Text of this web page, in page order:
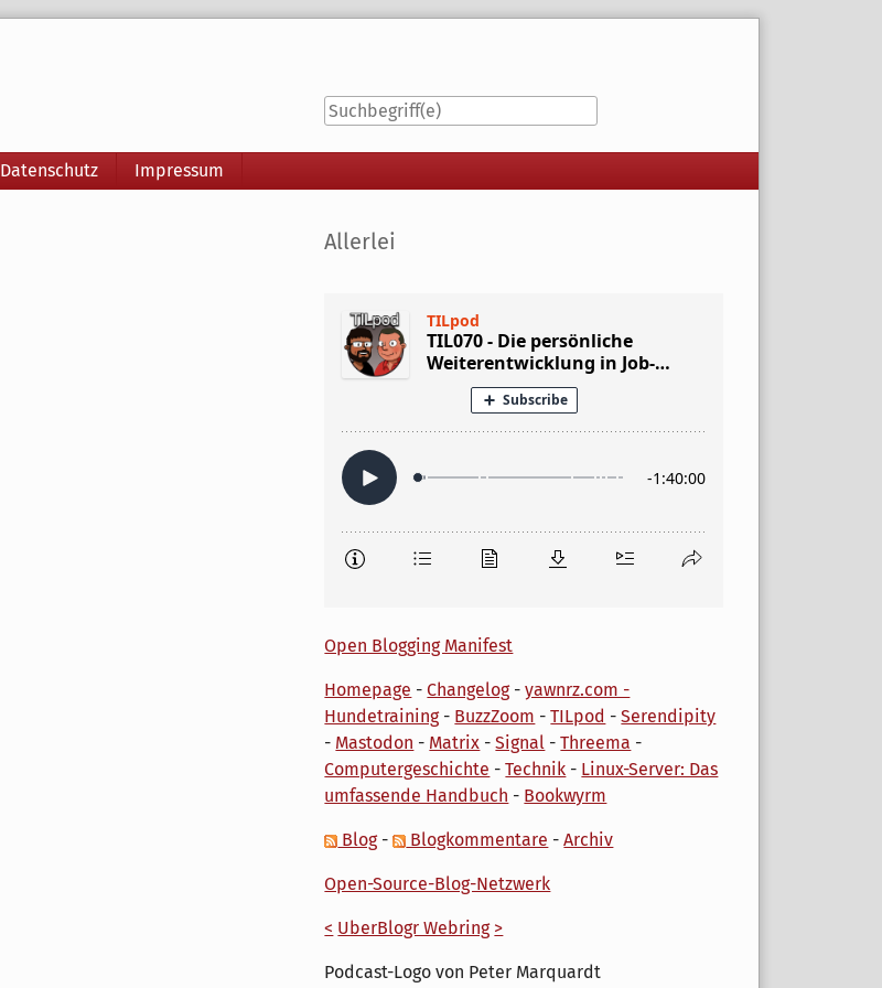
Datenschutz Impressum
Seitenleiste
Allerlei
Open Blogging Manifest
Homepage -Changelog-yawnrz.com -
Hundetraining- BuzzZoom -TILpod -Serendipity
- Mastodon - Matrix -Signal -Threema -
Computergeschichte -Technik - Linux-Server: Das
umfassende Handbuch - Bookwyrm
Blog- Blogkommentare -Archiv
Open-Source-Blog-Netzwerk
< UberBlogr Webring >
Podcast-Logo von Peter Marquardt